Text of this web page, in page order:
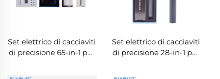
Set elettrico di cacciaviti
di precisione 65-in-1 per
Set elettrico di cacciaviti
di precisione 28-in-1 per